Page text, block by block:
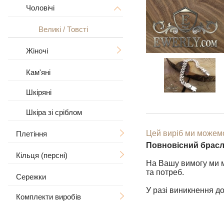
Знаки зодіаку
У вигляді собаки
Чоловічі
Великі
Жіночі
Великі / Товсті
Жіночі
Чоловічі
Великі / Товсті
Жіночі
З камінням
Кам'яні
Шкіряні
Шкіра зі сріблом
Плетіння
Ручна в'язка
Рамзес
Бісмарк
Лиття
Кільця (персні)
Чоловічі
З черепом
Жіночі
Сережки
Комплекти виробів
Цей виріб ми
Повновісний
На Вашу вимогу ми
та потреб.
У разі виникнення